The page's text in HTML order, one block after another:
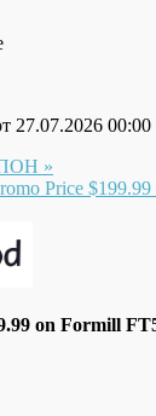
27.07.2026 00:00
»
Price
on Formill